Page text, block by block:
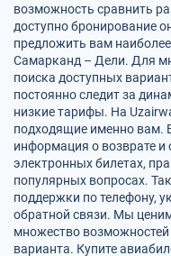
возможность сравнить
доступно бронирование
предложить вам
Самарканд – Дели. Для
поиска доступных
постоянно следит за
низкие тарифы. На
подходящие именно вам.
информация о возврате и
электронных билетах,
популярных вопросах.
поддержки по телефону,
обратной связи. Мы
множество
варианта. Купите